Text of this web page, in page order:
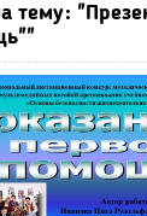
тему: